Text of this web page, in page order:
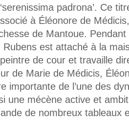
padrona’. Ce
à Éléonore de
de Mantoue.
est attaché à la
de cour et travaille
de Marie de Médicis,
importante de l’une des
une mécène active et
de nombreux tableaux